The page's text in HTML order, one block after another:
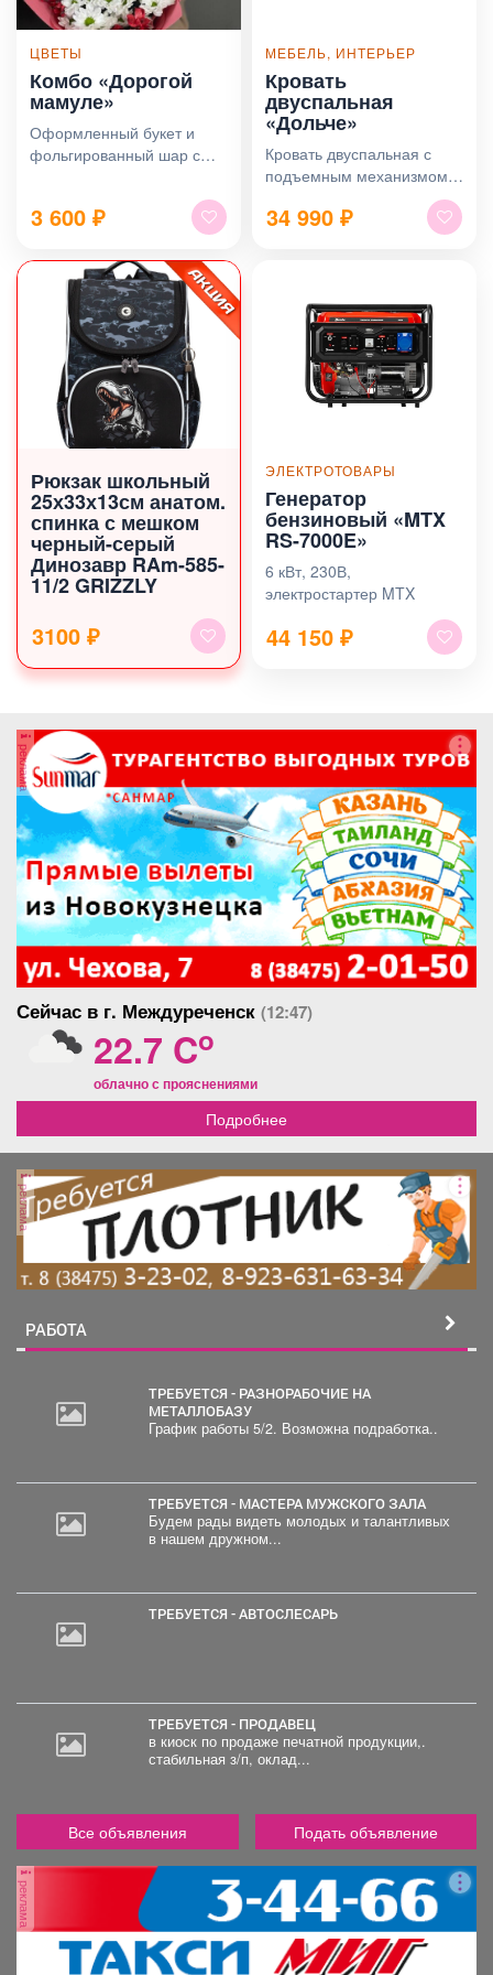
ЦВЕТЫ
Комбо «Дорогой
мамуле»
Оформленный букет и
фольгированный шар с
3 600 ₽
МЕБЕЛЬ, ИНТЕРЬЕР
Кровать
двуспальная
«Дольче»
Кровать двуспальная с
подъемным механизмом.
Размер спального места
160 х 200 см
34 990 ₽
Рюкзак школьный
25х33х13см анатом.
спинка с мешком
черный-серый
Динозавр RAm-585-
11/2 GRIZZLY
3100 ₽
ЭЛЕКТРОТОВАРЫ
Генератор
бензиновый «MTX
RS-7000E»
6 кВт, 230В,
электростартер MTX
44 150 ₽
реклама
Сейчас в г. Междуреченск (12:47)
22.7 Co
облачно с прояснениями
Подробнее
реклама
РАБОТА
ТРЕБУЕТСЯ - РАЗНОРАБОЧИЕ НА
МЕТАЛЛОБАЗУ
График работы 5/2. Возможна подработка..
ТРЕБУЕТСЯ - МАСТЕРА МУЖСКОГО ЗАЛА
Будем рады видеть молодых и талантливых
в нашем дружном...
ТРЕБУЕТСЯ - АВТОСЛЕСАРЬ
ТРЕБУЕТСЯ - ПРОДАВЕЦ
в киоск по продаже печатной продукции,.
стабильная з/п, оклад...
Все объявления Подать объявление
реклама